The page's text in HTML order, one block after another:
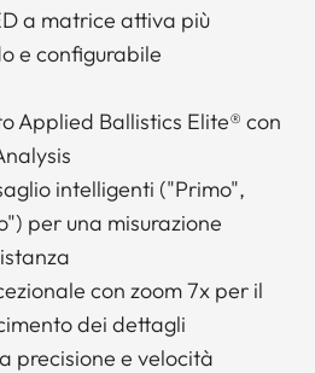
a matrice attiva più
e configurabile
Applied Ballistics Elite® con
intelligenti ("Primo",
per una misurazione
con zoom 7x per il
dei dettagli
precisione e velocità